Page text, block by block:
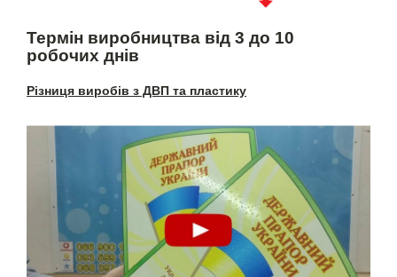
Термін виробництва від 3 до 10
робочих днів
Різниця виробів з ДВП та пластику